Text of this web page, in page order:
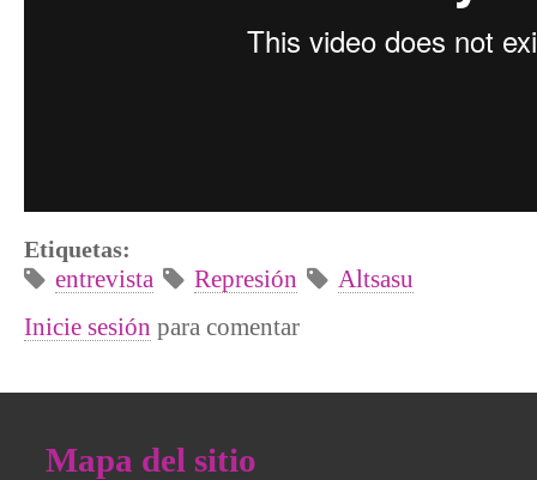
Etiquetas:
entrevista Represión
Altsasu
Inicie sesión para comentar
Mapa del sitio